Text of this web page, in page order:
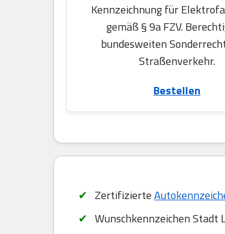
Kennzeichnung für
gemäß § 9a FZV.
bundesweiten
Straßenverkehr.
Bestellen
Zertifizierte
Wunschkennzeichen Stadt